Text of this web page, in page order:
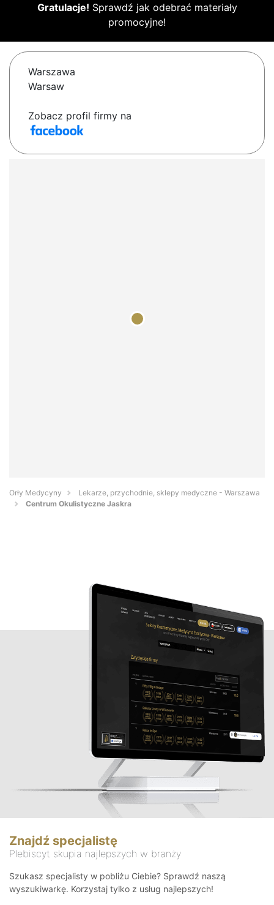
Gratulacje! Sprawdź jak odebrać materiały
promocyjne!
Warszawa
Warsaw
Zobacz profil firmy na
Orły Medycyny
Lekarze, przychodnie, sklepy medyczne - Warszawa
Centrum Okulistyczne Jaskra
Znajdź specjalistę
Plebiscyt skupia najlepszych w branży
Szukasz specjalisty w pobliżu Ciebie? Sprawdź naszą
wyszukiwarkę. Korzystaj tylko z usług najlepszych!